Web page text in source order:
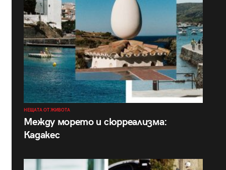
НЕЩАТА ОТ ЖИВОТА
Между морето и сюрреализма:
Кадакес